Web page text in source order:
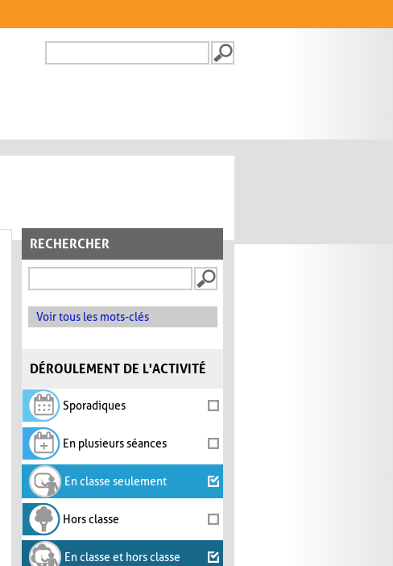
FORMULAIRE DE
RECHERCHER
Voir tous les mots-clés
DÉROULEMENT DE L'ACTIVITÉ
Sporadiques
En plusieurs séances
En classe seulement
Hors classe
En classe et hors classe